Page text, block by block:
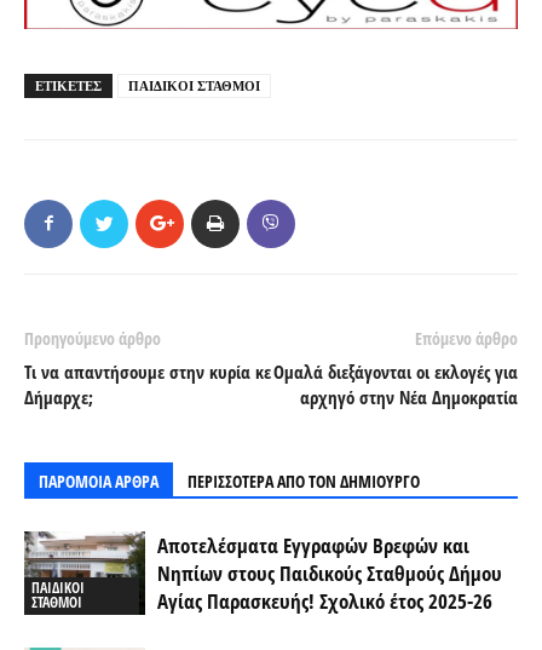
ΕΤΙΚΕΤΕΣ ΠΑΙΔΙΚΟΙ ΣΤΑΘΜΟΙ
Προηγούμενο άρθρο
Τι να απαντήσουμε στην κυρία κε
Δήμαρχε;
Επόμενο άρθρο
Ομαλά διεξάγονται οι εκλογές για
αρχηγό στην Νέα Δημοκρατία
ΠΑΡΟΜΟΙΑ ΑΡΘΡΑ ΠΕΡΙΣΣΟΤΕΡΑ ΑΠΟ ΤΟΝ ΔΗΜΙΟΥΡΓΟ
ΠΑΙΔΙΚΟΙ
ΣΤΑΘΜΟΙ
Αποτελέσματα Εγγραφών Βρεφών και
Νηπίων στους Παιδικούς Σταθμούς Δήμου
Αγίας Παρασκευής! Σχολικό έτος 2025-26